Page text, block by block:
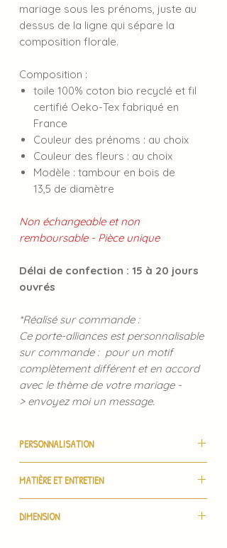
mariage sous les prénoms, juste au
dessus de la ligne qui sépare la
composition florale.
Composition :
toile 100% coton bio recyclé et fil
certifié Oeko-Tex fabriqué en
France
Couleur des prénoms : au choix
Couleur des fleurs : au choix
Modèle : tambour en bois de
13,5 de diamètre
Non échangeable et non
remboursable - Pièce unique
Délai de confection : 15 à 20 jours
ouvrés
*Réalisé sur commande :
Ce porte-alliances est personnalisable
sur commande : pour un motif
complètement différent et en accord
avec le thème de votre mariage -
> envoyez moi un message.
PERSONNALISATION
lenumérocorrespondant à la couleur
de fil choisie.
Tous les numéros sont répertoriés dans
MATIÈRE ET ENTRETIEN
certifié Oeko-Tex fabriqué en France
DIMENSION